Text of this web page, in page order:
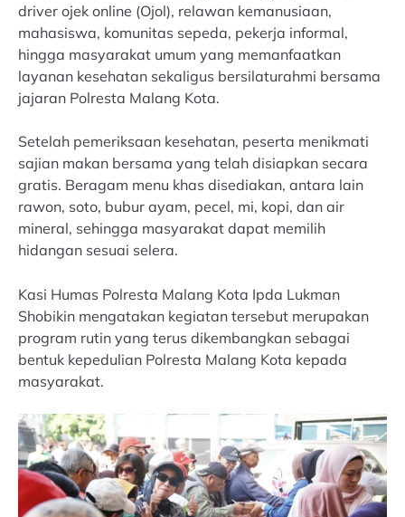
driver ojek online (Ojol), relawan kemanusiaan,
mahasiswa, komunitas sepeda, pekerja informal,
hingga masyarakat umum yang memanfaatkan
layanan kesehatan sekaligus bersilaturahmi bersama
jajaran Polresta Malang Kota.
Setelah pemeriksaan kesehatan, peserta menikmati
sajian makan bersama yang telah disiapkan secara
gratis. Beragam menu khas disediakan, antara lain
rawon, soto, bubur ayam, pecel, mi, kopi, dan air
mineral, sehingga masyarakat dapat memilih
hidangan sesuai selera.
Kasi Humas Polresta Malang Kota Ipda Lukman
Shobikin mengatakan kegiatan tersebut merupakan
program rutin yang terus dikembangkan sebagai
bentuk kepedulian Polresta Malang Kota kepada
masyarakat.